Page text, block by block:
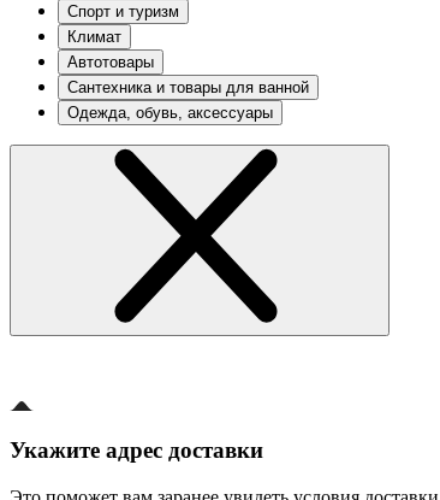
Спорт и туризм
Климат
Автотовары
Сантехника и товары для ванной
Одежда, обувь, аксессуары
Укажите адрес доставки